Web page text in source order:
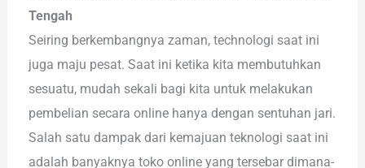
Tengah
Seiring berkembangnya zaman, technologi saat ini
juga maju pesat. Saat ini ketika kita membutuhkan
sesuatu, mudah sekali bagi kita untuk melakukan
pembelian secara online hanya dengan sentuhan jari.
Salah satu dampak dari kemajuan teknologi saat ini
adalah banyaknya toko online yang tersebar dimana-